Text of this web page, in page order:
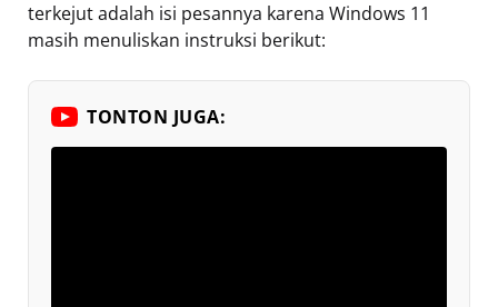
terkejut adalah isi pesannya karena Windows 11
masih menuliskan instruksi berikut:
TONTON JUGA: